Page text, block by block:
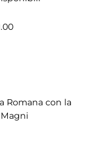
Romana con la